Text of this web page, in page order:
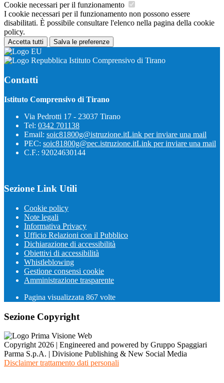
Cookie necessari per il funzionamento
I cookie necessari per il funzionamento non possono essere
disabilitati. È possibile consultare l'elenco nella pagina della cookie
policy.
Accetta tutti Salva le preferenze
Istituto Comprensivo di Tirano
Contatti
Istituto Comprensivo di Tirano
Via Pedrotti 17 - 23037 Tirano
Tel: 0342 701138
Email: soic81800g@istruzione.itLink per inviare una mail
PEC: soic81800g@pec.istruzione.itLink per inviare una mail
C.F.: 92024630144
Sezione Link Utili
Cookie policy
Note legali
Informativa Privacy
Ufficio Relazioni con il Pubblico
Dichiarazione di accessibilità
Obiettivi di accessibilità
Whistleblowing
Gestione consensi cookie
Amministrazione trasparente
Pagina visualizzata 867 volte
Sezione Copyright
Copyright 2026 | Engineered and powered by Gruppo Spaggiari
Parma S.p.A. | Divisione Publishing & New Social Media
Disclaimer trattamento dati personali